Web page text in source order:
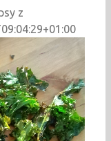
z